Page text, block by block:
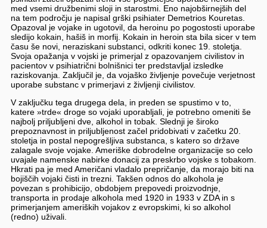
med vsemi družbenimi sloji in starostmi. Eno najobširnejših del
na tem področju je napisal grški psihiater Demetrios Kouretas.
Opazoval je vojake in ugotovil, da heroinu po pogostosti uporabe
sledijo kokain, hašiš in morfij. Kokain in heroin sta bila sicer v tem
času še novi, neraziskani substanci, odkriti konec 19. stoletja.
Svoja opažanja v vojski je primerjal z opazovanjem civilistov in
pacientov v psihiatrični bolnišnici ter predstavljal izsledke
raziskovanja. Zaključil je, da vojaško življenje povečuje verjetnost
uporabe substanc v primerjavi z življenji civilistov.
V zaključku tega drugega dela, in preden se spustimo v to,
katere »trde« droge so vojaki uporabljali, je potrebno omeniti še
najbolj priljubljeni dve, alkohol in tobak. Slednji je široko
prepoznavnost in priljubljenost začel pridobivati v začetku 20.
stoletja in postal nepogrešljiva substanca, s katero so države
zalagale svoje vojake. Ameriške dobrodelne organizacije so celo
uvajale namenske nabirke donacij za preskrbo vojske s tobakom.
Hkrati pa je med Američani vladalo prepričanje, da morajo biti na
bojiščih vojaki čisti in trezni. Takšen odnos do alkohola je
povezan s prohibicijo, obdobjem prepovedi proizvodnje,
transporta in prodaje alkohola med 1920 in 1933 v ZDA in s
primerjanjem ameriških vojakov z evropskimi, ki so alkohol
(redno) uživali.